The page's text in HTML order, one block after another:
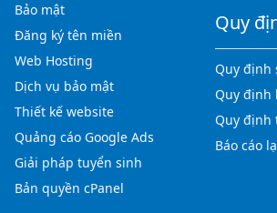
Bảo mật
Đăng ký tên miền
Web Hosting
Dịch vụ bảo mật
Thiết kế website
Quảng cáo Google Ads
Giải pháp tuyển sinh
Bản quyền cPanel
Quy
Quy định
Quy định
Quy định
Báo cáo